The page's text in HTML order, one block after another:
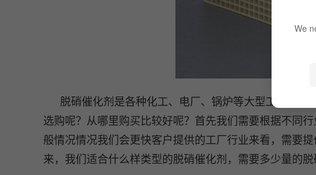
脱硝催化剂是各种化工、电厂、锅炉等大型工厂当
选购呢？从哪里购买比较好呢？首先我们需要根据不同
般情况情况我们会更快客户提供的工厂行业来看，需要
来，我们适合什么样类型的脱硝催化剂，需要多少量的脱
We